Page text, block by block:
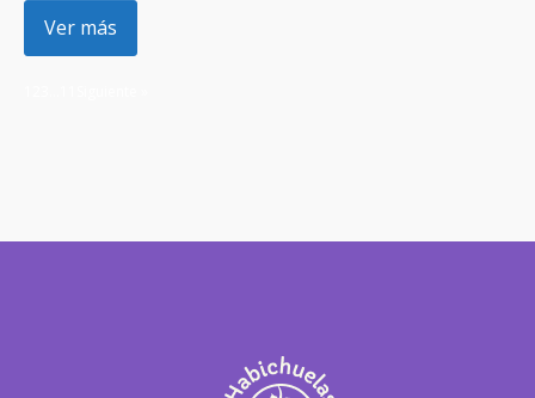
Ver más